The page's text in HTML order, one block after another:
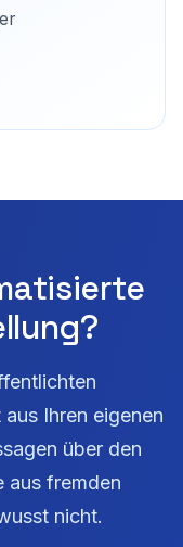
Ihren eigenen
über den
aus fremden
nicht.